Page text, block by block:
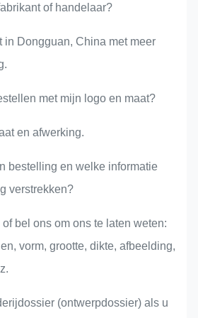
of handelaar?
in Dongguan, China met meer
met mijn logo en maat?
en afwerking.
bestelling en welke informatie
verstrekken?
bel ons om ons te laten weten:
vorm, grootte, dikte, afbeelding,
(ontwerpdossier) als u